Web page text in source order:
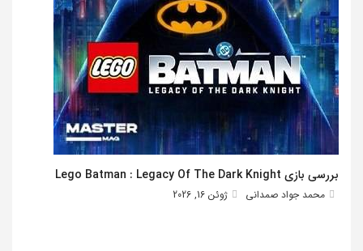
بررسی بازی Lego Batman : Legacy Of The Dark Knight
محمد جواد صمدانی ژوئن 16, 2026